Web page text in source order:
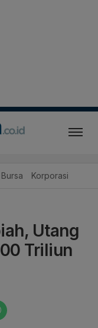
Bursa Korporasi
Utang
Triliun